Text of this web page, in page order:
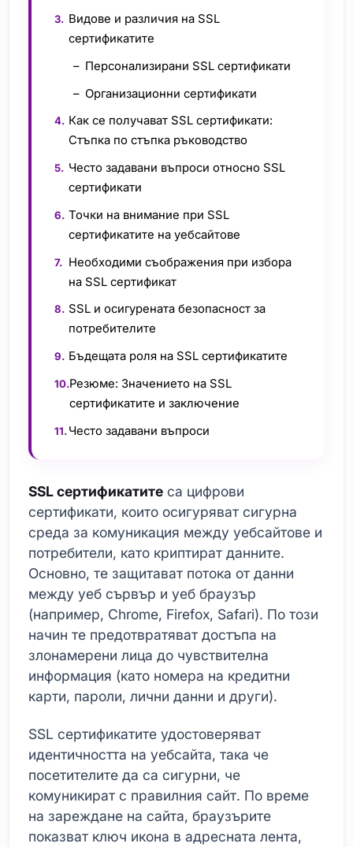
Видове и различия на SSL
сертификатите
Персонализирани SSL сертификати
Организационни сертификати
Как се получават SSL сертификати:
Стъпка по стъпка ръководство
Често задавани въпроси относно SSL
сертификати
Точки на внимание при SSL
сертификатите на уебсайтове
Необходими съображения при избора
на SSL сертификат
SSL и осигурената безопасност за
потребителите
Бъдещата роля на SSL сертификатите
Резюме: Значението на SSL
сертификатите и заключение
Често задавани въпроси
SSL сертификатите са цифрови
сертификати, които осигуряват сигурна
среда за комуникация между уебсайтове и
потребители, като криптират данните.
Основно, те защитават потока от данни
между уеб сървър и уеб браузър
(например, Chrome, Firefox, Safari). По този
начин те предотвратяват достъпа на
злонамерени лица до чувствителна
информация (като номера на кредитни
карти, пароли, лични данни и други).
SSL сертификатите удостоверяват
идентичността на уебсайта, така че
посетителите да са сигурни, че
комуникират с правилния сайт. По време
на зареждане на сайта, браузърите
показват ключ икона в адресната лента,